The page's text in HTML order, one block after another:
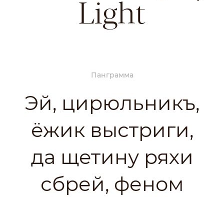
Light
Панграмма
Эй, цирюльникъ,
ёжик выстриги,
да щетину ряхи
сбрей, феном